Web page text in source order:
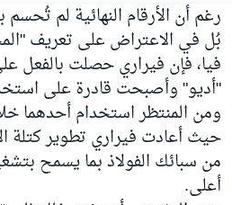
رغم أن الأرقام النهائية لم
بُل في الاعتراض على تعريف
فيا، فإن فيراري حصلت بالفعل
"أديو" وأصبحت قادرة على
ومن المنتظر استخدام أحدهما
حيث أعادت فيراري تطوير كتلة
من سبائك الفولاذ بما يسمح
أعلى.